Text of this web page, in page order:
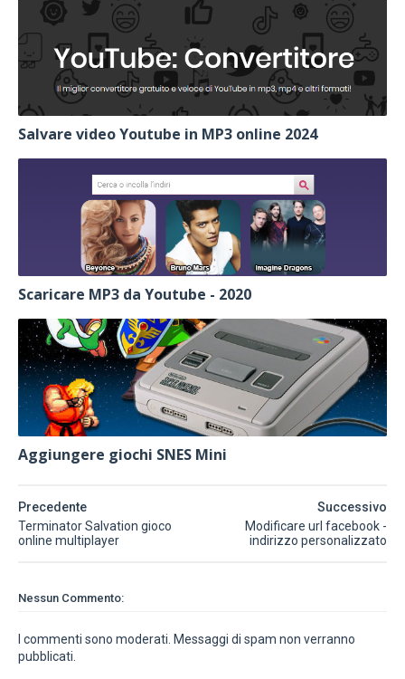
Salvare video Youtube in MP3 online 2024
Scaricare MP3 da Youtube - 2020
Aggiungere giochi SNES Mini
Successivo
Modificare url facebook -
indirizzo personalizzato
Precedente
Terminator Salvation gioco
online multiplayer
Nessun Commento:
I commenti sono moderati. Messaggi di spam non verranno
pubblicati.